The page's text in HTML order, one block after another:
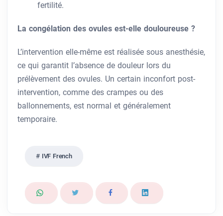
fertilité.
La congélation des ovules est-elle douloureuse ?
L’intervention elle-même est réalisée sous anesthésie,
ce qui garantit l’absence de douleur lors du
prélèvement des ovules. Un certain inconfort post-
intervention, comme des crampes ou des
ballonnements, est normal et généralement
temporaire.
IVF French